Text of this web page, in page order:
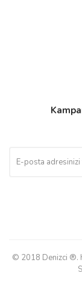
© 2018 Denizci ®.